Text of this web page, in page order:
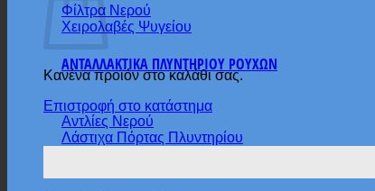
Κανένα προϊόν στο καλάθι σας.
Επιστροφή στο κατάστημα
Φίλτρα Νερού
Χειρολαβές Ψυγείου
ΑΝΤΑΛΛΑΚΤΙΚΑ ΠΛΥΝΤΗΡΙΟΥ ΡΟΥΧΩΝ
Αντλίες Νερού
Λάστιχα Πόρτας Πλυντηρίου